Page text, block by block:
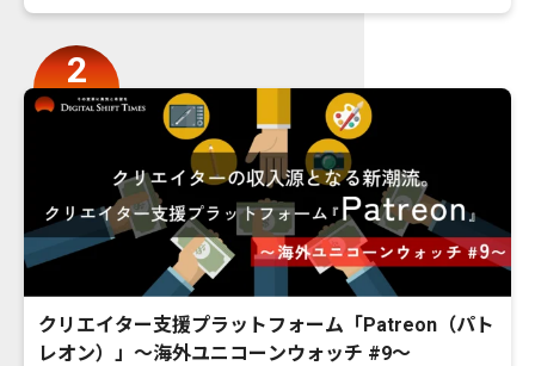
クリエイター支援プラットフォーム「Patreon（パト
レオン）」〜海外ユニコーンウォッチ #9〜